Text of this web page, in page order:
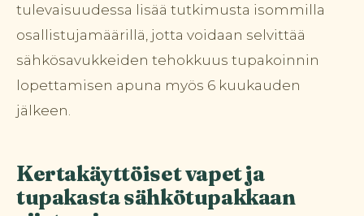
tulevaisuudessa lisää tutkimusta isommilla
osallistujamäärillä, jotta voidaan selvittää
sähkösavukkeiden tehokkuus tupakoinnin
lopettamisen apuna myös 6 kuukauden
jälkeen.
Kertakäyttöiset vapet ja
tupakasta sähkötupakkaan